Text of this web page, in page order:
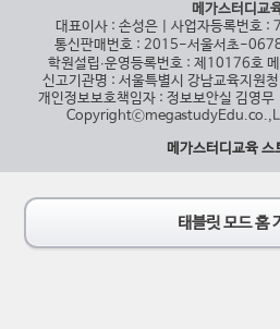
메가스터디교
대표이사 : 손성은 | 사업자등록번
통신판매번호 : 2015-서울서초-
학원설립∙운영등록번호 : 제10176호
신고기관명 : 서울특별시 강남교육지원
개인정보보호책임자 : 정보보안실 김영무
메가스터디교육 스
태블릿 모드 홈